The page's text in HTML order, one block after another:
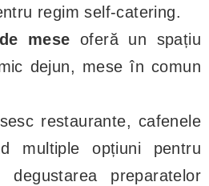
regim self-catering.
mese oferă un spațiu
dejun, mese în comun
restaurante, cafenele
multiple opțiuni pentru
preparatelor